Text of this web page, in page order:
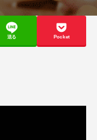
送る Pocket